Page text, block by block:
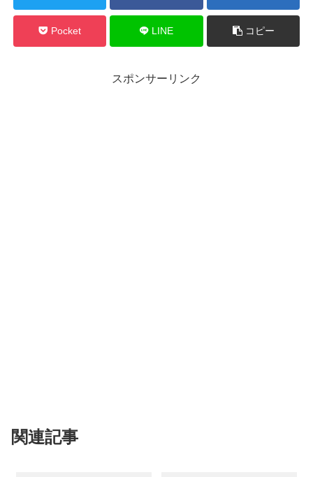
Pocket LINE コピー
スポンサーリンク
関連記事